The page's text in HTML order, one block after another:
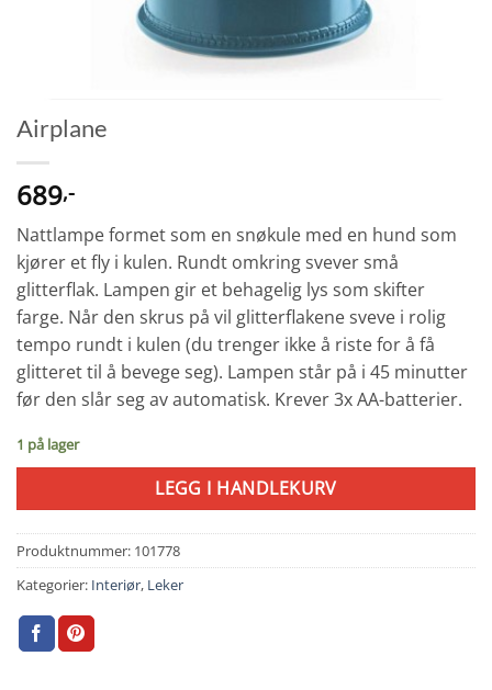
Airplane
689,-
Nattlampe formet som en snøkule med en hund som
kjører et fly i kulen. Rundt omkring svever små
glitterflak. Lampen gir et behagelig lys som skifter
farge. Når den skrus på vil glitterflakene sveve i rolig
tempo rundt i kulen (du trenger ikke å riste for å få
glitteret til å bevege seg). Lampen står på i 45 minutter
før den slår seg av automatisk. Krever 3x AA-batterier.
1 på lager
LEGG I HANDLEKURV
Produktnummer: 101778
Kategorier: Interiør, Leker